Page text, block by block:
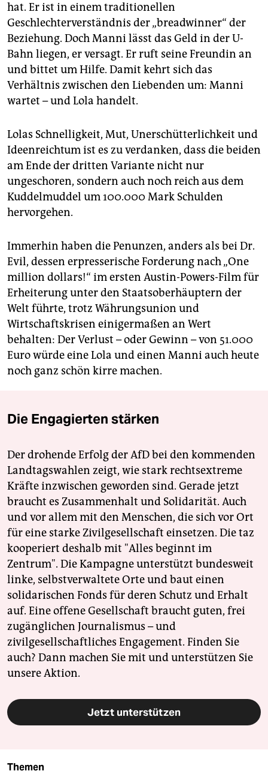
hat. Er ist in einem traditionellen
Geschlechterverständnis der „breadwinner“ der
Beziehung. Doch Manni lässt das Geld in der U-
Bahn liegen, er versagt. Er ruft seine Freundin an
und bittet um Hilfe. Damit kehrt sich das
Verhältnis zwischen den Liebenden um: Manni
wartet – und Lola handelt.
Lolas Schnelligkeit, Mut, Unerschütterlichkeit und
Ideenreichtum ist es zu verdanken, dass die beiden
am Ende der dritten Variante nicht nur
ungeschoren, sondern auch noch reich aus dem
Kuddelmuddel um 100.000 Mark Schulden
hervorgehen.
Immerhin haben die Penunzen, anders als bei Dr.
Evil, dessen erpresserische Forderung nach „One
million ­dollars!“ im ersten Austin-Powers-Film für
Erheiterung unter den Staatsoberhäuptern der
Welt führte, trotz ­Währungsunion und
Wirtschaftskrisen einigermaßen an Wert
behalten: Der Verlust – oder Gewinn – von 51.000
Euro würde eine Lola und einen Manni auch heute
noch ganz schön kirre machen.
Die Engagierten stärken
Der drohende Erfolg der AfD bei den kommenden
Landtagswahlen zeigt, wie stark rechtsextreme
Kräfte inzwischen geworden sind. Gerade jetzt
braucht es Zusammenhalt und Solidarität. Auch
und vor allem mit den Menschen, die sich vor Ort
für eine starke Zivilgesellschaft einsetzen. Die taz
kooperiert deshalb mit "Alles beginnt im
Zentrum". Die Kampagne unterstützt bundesweit
linke, selbstverwaltete Orte und baut einen
solidarischen Fonds für deren Schutz und Erhalt
auf. Eine offene Gesellschaft braucht guten, frei
zugänglichen Journalismus – und
zivilgesellschaftliches Engagement. Finden Sie
auch? Dann machen Sie mit und unterstützen Sie
unsere Aktion.
Jetzt unterstützen
Themen